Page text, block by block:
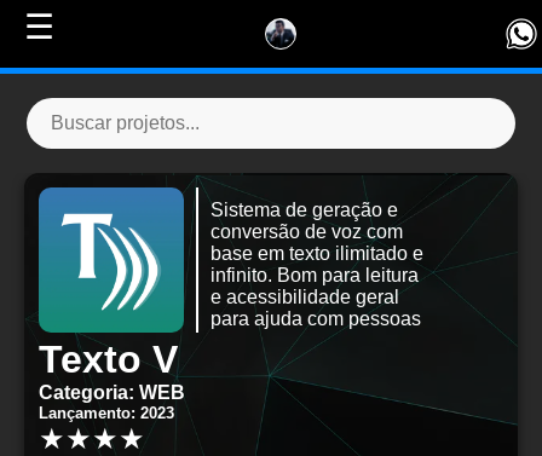
☰
Sistema de geração e
conversão de voz com
base em texto ilimitado e
infinito. Bom para leitura
e acessibilidade geral
para ajuda com pessoas
em dificuldade de leitura
Texto V
Categoria: WEB
Lançamento: 2023
★★★★